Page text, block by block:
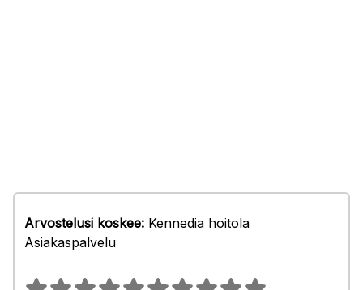
Arvostelusi koskee: Kennedia hoitola
Asiakaspalvelu